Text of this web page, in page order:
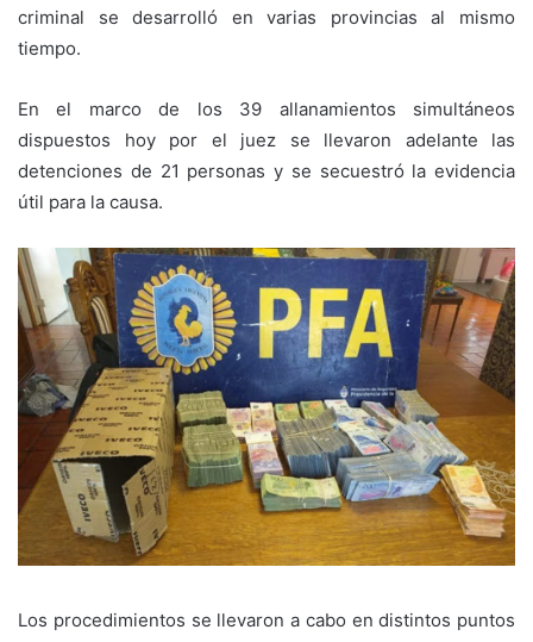
criminal se desarrolló en varias provincias al mismo
tiempo.
En el marco de los 39 allanamientos simultáneos
dispuestos hoy por el juez se llevaron adelante las
detenciones de 21 personas y se secuestró la evidencia
útil para la causa.
Los procedimientos se llevaron a cabo en distintos puntos